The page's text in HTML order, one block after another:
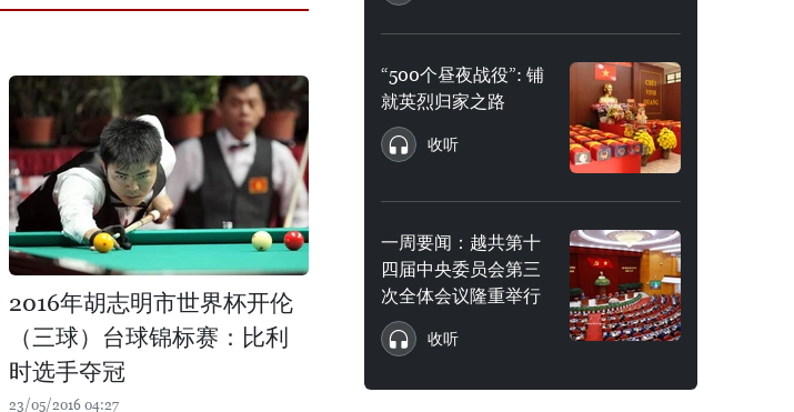
2016年胡志明市世界杯开伦
（三球）台球锦标赛：比利
时选手夺冠
23/05/2016 04:27
“500个昼夜战役”: 铺
就英烈归家之路
收听
一周要闻：越共第十
四届中央委员会第三
次全体会议隆重举行
收听